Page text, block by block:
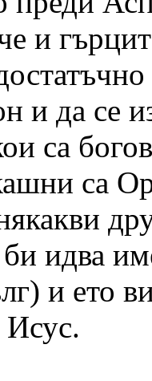
и
и да се
са
са
идва
и ето
Исус.